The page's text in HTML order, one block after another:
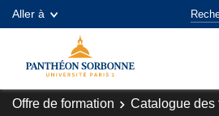
Aller à
Offre de formation Catalogue des